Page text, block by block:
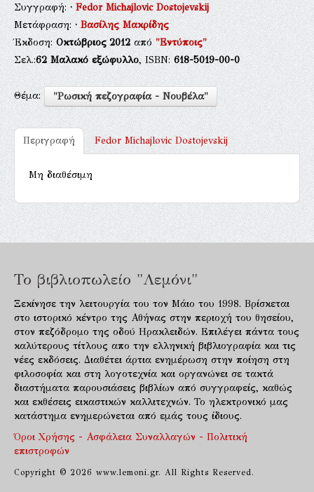
Συγγραφή:·Fedor Michajlovic Dostojevskij
Μετάφραση:·Βασίλης Μακρίδης
Έκδοση:Οκτώβριος 2012από"Εντύποις"
Σελ.:62 Μαλακό εξώφυλλο, ISBN:618-5019-00-0
Θέμα: "Ρωσική πεζογραφία - Νουβέλα"
Περιγραφή Fedor Michajlovic Dostojevskij
Μη διαθέσιμη
Το βιβλιοπωλείο "Λεμόνι"
Ξεκίνησε την λειτουργία του τον Μάιο του 1998. Βρίσκεται
στο ιστορικό κέντρο της Αθήνας στην περιοχή του θησείου,
στον πεζόδρομο της οδού Ηρακλειδών. Επιλέγει πάντα τους
καλύτερους τίτλους απο την ελληνική βιβλιογραφία και τις
νέες εκδόσεις. Διαθέτει άρτια ενημέρωση στην ποίηση στη
φιλοσοφία και στη λογοτεχνία και οργανώνει σε τακτά
διαστήματα παρουσιάσεις βιβλίων από συγγραφείς, καθώς
και εκθέσεις εικαστικών καλλιτεχνών. Το ηλεκτρονικό μας
κατάστημα ενημερώνεται από εμάς τους ίδιους.
Όροι Χρήσης - Ασφάλεια Συναλλαγών - Πολιτική
επιστροφών
Copyright © 2026 www.lemoni.gr. All Rights Reserved.